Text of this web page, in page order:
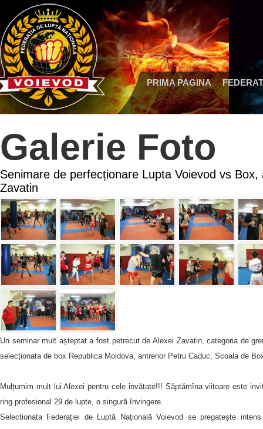
PRIMA PAGINA
Galerie Foto
Senimare de perfecționare Lupta Voievod vs Box,
Zavatin
Un seminar mult așteptat a fost petrecut de Alexei Zavatin, categoria de
selecționata de box Republica Moldova, antrenor Petru Caduc, Scoala de
Mulțumim mult lui Alexei pentru cele invățate!!! Săptămîna viitoare este
ring profesional 29 de lupte, o singură învingere.
Selectionata Federației de Luptă Națională Voievod se pregatește